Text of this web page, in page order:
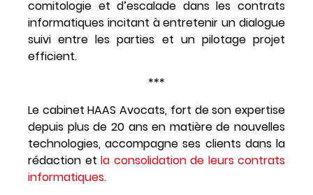
comitologie et d’escalade dans les contrats
informatiques incitant à entretenir un dialogue
suivi entre les parties et un pilotage projet
efficient.
***
Le cabinet HAAS Avocats, fort de son expertise
depuis plus de 20 ans en matière de nouvelles
technologies, accompagne ses clients dans la
rédaction et la consolidation de leurs contrats
informatiques.